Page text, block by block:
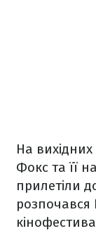
На
Фокс та її
прилетіли
розпочався